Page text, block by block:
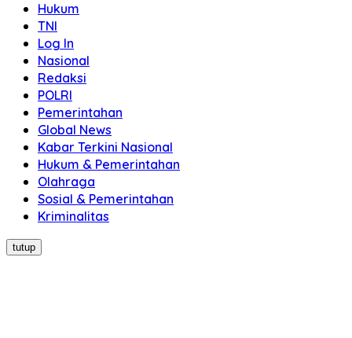
Hukum
TNI
Log In
Nasional
Redaksi
POLRI
Pemerintahan
Global News
Kabar Terkini Nasional
Hukum & Pemerintahan
Olahraga
Sosial & Pemerintahan
Kriminalitas
tutup